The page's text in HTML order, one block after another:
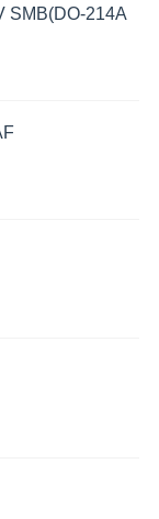
SMB(DO-214A